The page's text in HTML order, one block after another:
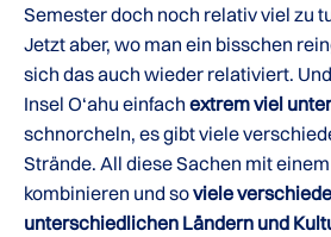
Semester doch noch relativ viel zu
Jetzt aber, wo man ein bisschen
sich das auch wieder relativiert.
Insel O‘ahu einfach extrem viel
schnorcheln, es gibt viele
Strände. All diese Sachen mit
kombinieren und soviele
unterschiedlichen Ländern und